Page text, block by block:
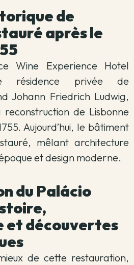
de
après le
Wine Experience Hotel
résidence privée de
Johann Friedrich Ludwig,
de Lisbonne
Aujourd’hui, le bâtiment
mêlant architecture
et design moderne.
du Palácio
découvertes
de cette restauration,